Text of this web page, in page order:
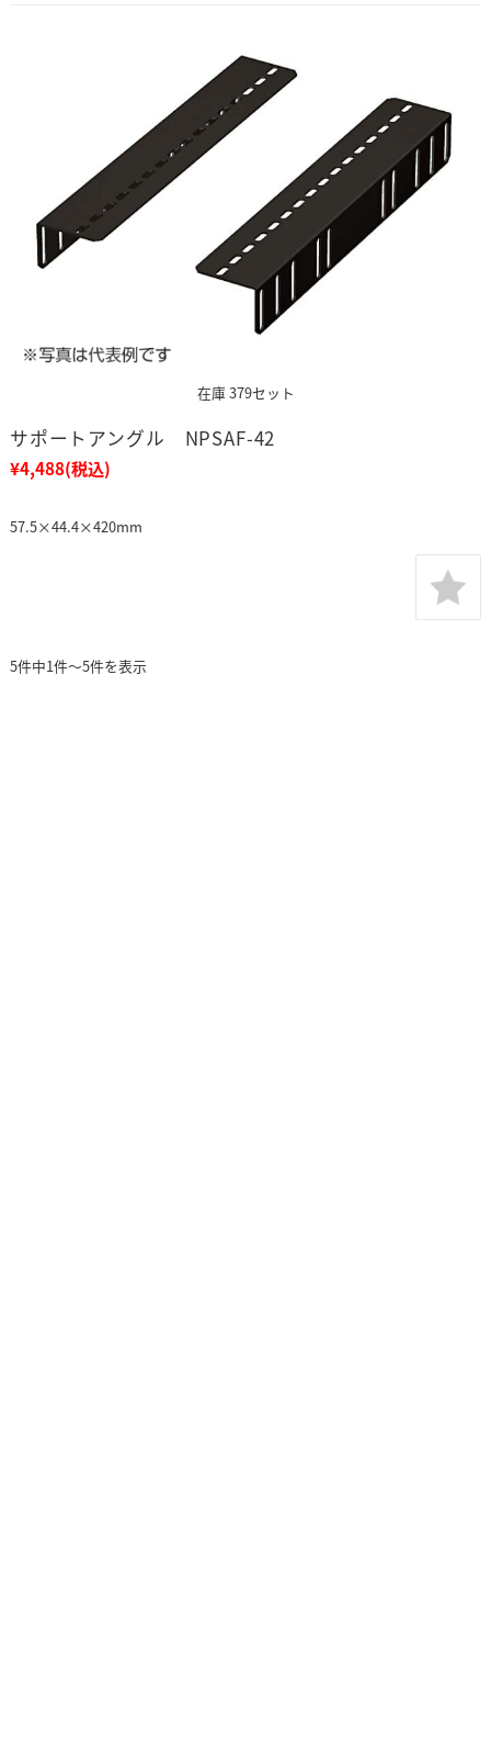
在庫 379セット
サポートアングル NPSAF-42
¥4,488(税込)
57.5×44.4×420mm
5件中1件～5件を表示